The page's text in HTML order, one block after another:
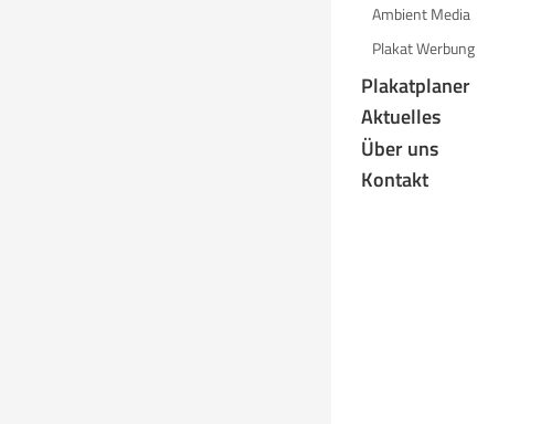
Ambient Media
Plakat Werbung
Plakatplaner
Aktuelles
Über uns
Kontakt
An den Airports in
Präsens bei
Werbeträgern
Parkhäuser, gibt
Hochwertige,
Werbeflächen.